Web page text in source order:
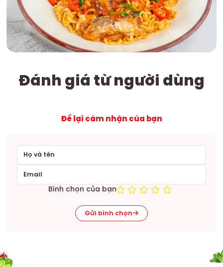
Đánh giá từ người dùng
Để lại cảm nhận của bạn
Bình chọn của bạn
Gửi bình chọn